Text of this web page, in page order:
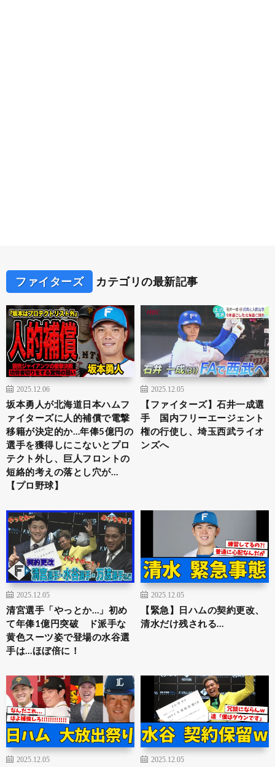
ファイターズ カテゴリの最新記事
2025.12.06
坂本勇人が北海道日本ハムフ
ァイターズに人的補償で電撃
移籍が決定的か…年俸5億円の
選手を獲得しにこないとプロ
テクト外し、巨人フロントの
短絡的考えの落とし穴が…
【プロ野球】
2025.12.05
【ファイターズ】石井一成選
手 国内フリーエージェント
権の行使し、埼玉西武ライオ
ンズへ
2025.12.05
清宮選手「やっとか…」初め
て年俸1億円突破 ド派手な
黄色スーツ姿で登場の水谷選
手は…ほぼ倍に！
2025.12.05
【緊急】日ハムの契約更改、
清水だけ残される…
2025.12.05 2025.12.05